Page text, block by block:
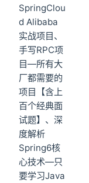
SpringClou
d Alibaba
实战项目、
手写RPC项
目—所有大
厂都需要的
项目【含上
百个经典面
试题】、深
度解析
Spring6核
心技术—只
要学习Java